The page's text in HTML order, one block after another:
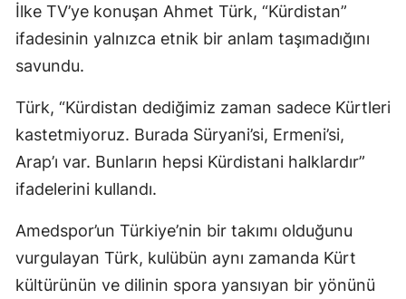
İlke TV’ye konuşan Ahmet Türk, “Kürdistan”
ifadesinin yalnızca etnik bir anlam taşımadığını
savundu.
Türk, “Kürdistan dediğimiz zaman sadece Kürtleri
kastetmiyoruz. Burada Süryani’si, Ermeni’si,
Arap’ı var. Bunların hepsi Kürdistani halklardır”
ifadelerini kullandı.
Amedspor’un Türkiye’nin bir takımı olduğunu
vurgulayan Türk, kulübün aynı zamanda Kürt
kültürünün ve dilinin spora yansıyan bir yönünü